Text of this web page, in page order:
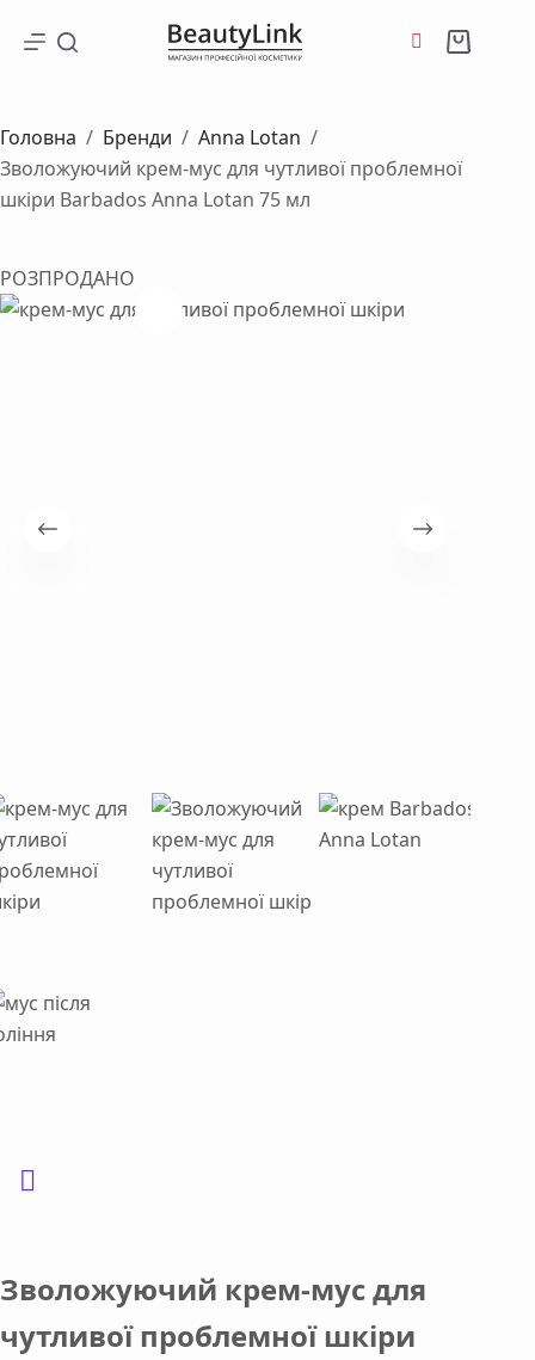
Кошик
Головна / Бренди / Anna Lotan /
Зволожуючий крем-мус для чутливої проблемної
шкіри Barbados Anna Lotan 75 мл
РОЗПРОДАНО
Зволожуючий крем-мус для
чутливої проблемної шкіри